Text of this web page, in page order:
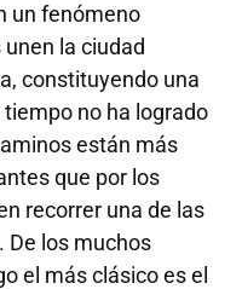
un fenómeno
la ciudad
constituyendo una
no ha logrado
están más
que por los
recorrer una de las
De los muchos
el más clásico es el